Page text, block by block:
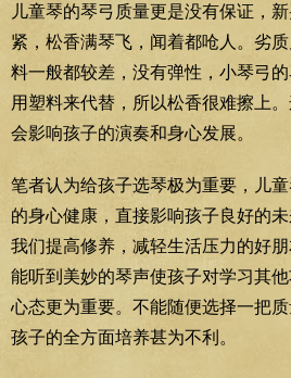
儿童琴的琴弓质量更是没有保证，
紧，松香满琴飞，闻着都呛人。劣
料一般都较差，没有弹性，小琴弓
用塑料来代替，所以松香很难擦上
会影响孩子的演奏和身心发展。
笔者认为给孩子选琴极为重要，儿
的身心健康，直接影响孩子良好的
我们提高修养，减轻生活压力的好
能听到美妙的琴声使孩子对学习其
心态更为重要。不能随便选择一把
孩子的全方面培养甚为不利。